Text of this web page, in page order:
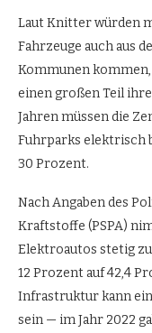
Laut Knitter würden
Fahrzeuge auch aus
Kommunen
einen großen Teil
Jahren müssen die
Fuhrparks elektrisch
30 Prozent.
Nach Angaben des
Kraftstoffe (PSPA)
Elektroautos stetig
12 Prozent auf 42,4
Infrastruktur kann
sein — im Jahr 2022